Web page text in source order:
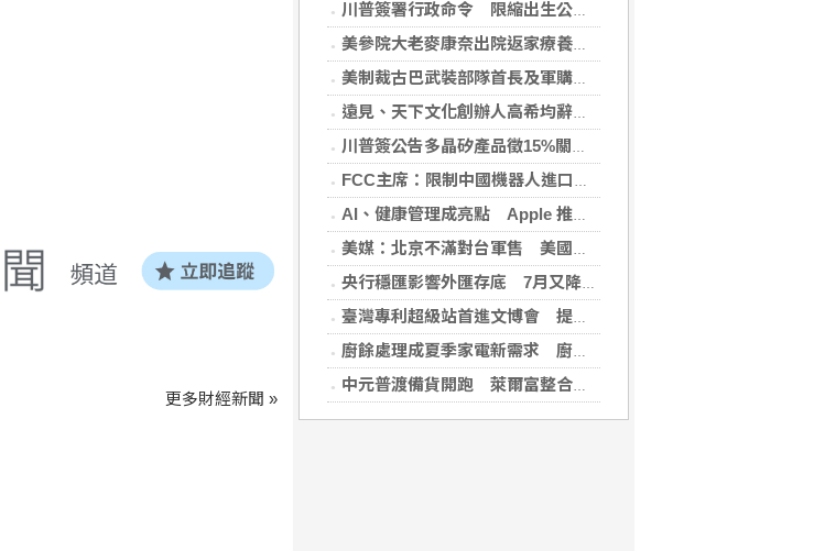
川普簽署行政命令 限縮出生公民權並禁生育旅遊
美參院大老麥康奈出院返家療養 未透露何時重返國會
美制裁古巴武裝部隊首長及軍購網絡 駐中俄武官在列
遠見、天下文化創辦人高希均辭世 留下華人世界珍貴思想遺產
川普簽公告多晶矽產品徵15%關稅 設定最低進口價
FCC主席：限制中國機器人進口 旨在提振美國產能
AI、健康管理成亮點 Apple 推薦多元裝置迎接父親
美媒：北京不滿對台軍售 美國防官員訪中受阻
央行穩匯影響外匯存底 7月又降破6000億美元
臺灣專利超級站首進文博會 提供免費智財諮詢助創作者護創意
廚餘處理成夏季家電新需求 廚餘機優惠搭地方補助最高省近萬元
中元普渡備貨開跑 萊爾富整合祭拜供品與民生補貨需求
更多財經新聞 »